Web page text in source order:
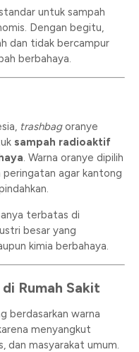
untuk sampah
Dengan begitu,
dan tidak bercampur
berbahaya.
trashbagoranye
sampah radioaktif
. Warna oranye dipilih
peringatan agar kantong
terbatas di
besar yang
kimia berbahaya.
Rumah Sakit
berdasarkan warna
menyangkut
dan masyarakat umum.